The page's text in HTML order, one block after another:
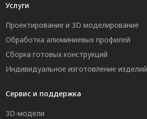
Услуги
Проектирование и 3D моделирование
Обработка алюминиевых профилей
Сборка готовых конструкций
Индивидуальное изготовление изделий
Сервис и поддержка
3D-модели